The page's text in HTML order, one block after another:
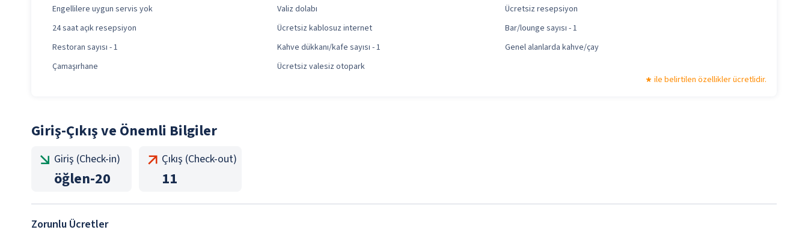
Engellilere uygun servis yok
Valiz dolabı
Ücretsiz resepsiyon
24 saat açık resepsiyon
Ücretsiz kablosuz internet
Bar/lounge sayısı - 1
Restoran sayısı - 1
Kahve dükkanı/kafe sayısı - 1
Genel alanlarda kahve/çay
Çamaşırhane
Ücretsiz valesiz otopark
ile belirtilen özellikler ücretlidir.
Giriş-Çıkış ve Önemli Bilgiler
Giriş (Check-in)
öğlen-20
Çıkış (Check-out)
11
Zorunlu Ücretler